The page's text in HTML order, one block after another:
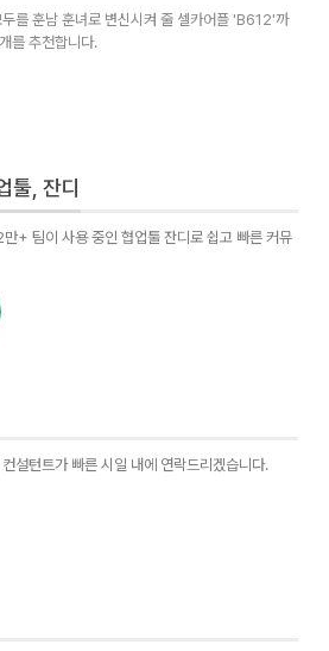
를 훈남 훈녀로 변신시켜 줄 셀카어플 'B612'까
를 추천합니다.
툴, 잔디
+ 팀이 사용 중인 협업툴 잔디로 쉽고 빠른 커뮤
설턴트가 빠른 시일 내에 연락드리겠습니다.